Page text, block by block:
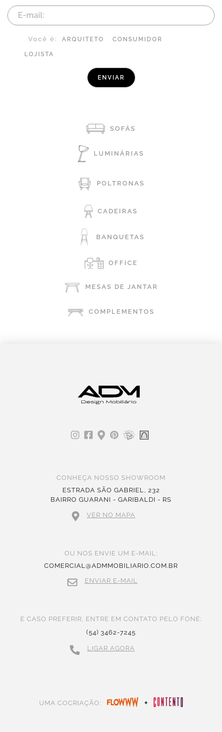
Você é: ARQUITETO CONSUMIDOR
LOJISTA
SOFÁS
LUMINÁRIAS
POLTRONAS
CADEIRAS
BANQUETAS
OFFICE
MESAS DE JANTAR
COMPLEMENTOS
CONHEÇA NOSSO SHOWROOM
ESTRADA SÃO GABRIEL, 232
BAIRRO GUARANI - GARIBALDI - RS
VER NO MAPA
OU NOS ENVIE UM E-MAIL:
COMERCIAL@ADMMOBILIARIO.COM.BR
ENVIAR E-MAIL
E CASO PREFERIR, ENTRE EM CONTATO PELO FONE:
(54) 3462-7245
LIGAR AGORA
UMA COCRIAÇÃO: +